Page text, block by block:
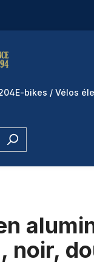
E-bikes / Vélos
noir,